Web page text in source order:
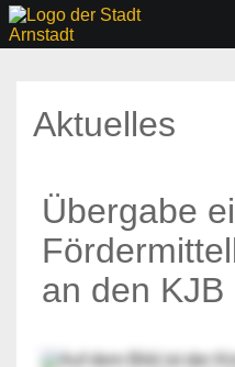
Aktuelles
Übergabe
an den KJB